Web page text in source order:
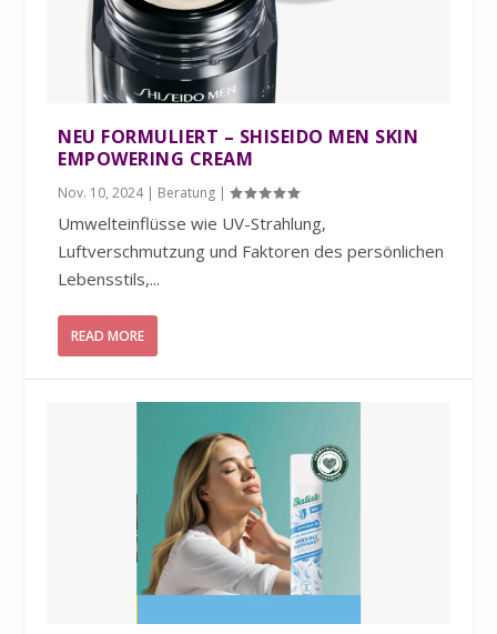
NEU FORMULIERT – SHISEIDO MEN SKIN
EMPOWERING CREAM
Nov. 10, 2024| Beratung |
Umwelteinflüsse wie UV-Strahlung,
Luftverschmutzung und Faktoren des persönlichen
Lebensstils,...
READ MORE